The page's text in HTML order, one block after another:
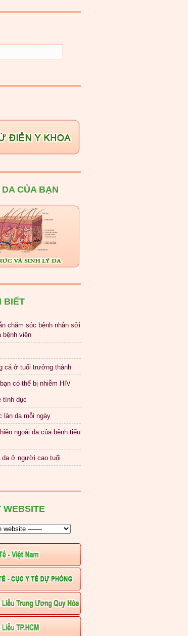
CỦA BẠN
BIẾT
chăm sóc bệnh nhân sởi
bệnh viện
cá ở tuổi trưởng thành
có thể bị nhiễm HIV
tình dục
làn da mỗi ngày
ngoài da của bệnh tiểu
da ở người cao tuổi
WEBSITE